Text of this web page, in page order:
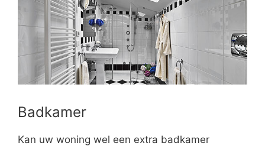
Badkamer
Kan uw woning wel een extra badkamer